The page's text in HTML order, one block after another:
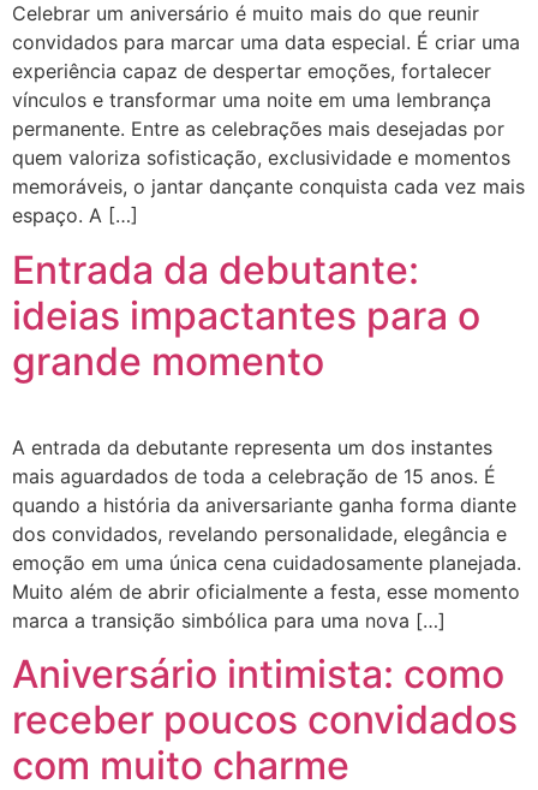
Celebrar um aniversário é muito mais do que reunir
convidados para marcar uma data especial. É criar uma
experiência capaz de despertar emoções, fortalecer
vínculos e transformar uma noite em uma lembrança
permanente. Entre as celebrações mais desejadas por
quem valoriza sofisticação, exclusividade e momentos
memoráveis, o jantar dançante conquista cada vez mais
espaço. A […]
Entrada da debutante:
ideias impactantes para o
grande momento
A entrada da debutante representa um dos instantes
mais aguardados de toda a celebração de 15 anos. É
quando a história da aniversariante ganha forma diante
dos convidados, revelando personalidade, elegância e
emoção em uma única cena cuidadosamente planejada.
Muito além de abrir oficialmente a festa, esse momento
marca a transição simbólica para uma nova […]
Aniversário intimista: como
receber poucos convidados
com muito charme